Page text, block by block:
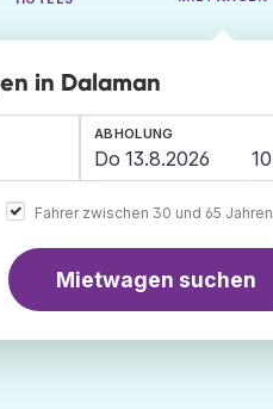
in Dalaman
ABHOLUNG
Fahrer zwischen 30 und 65 Jahren
Mietwagen suchen